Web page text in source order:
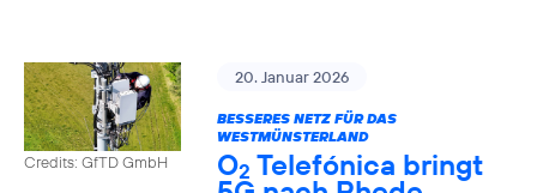
Credits: GfTD GmbH
20. Januar 2026
BESSERES NETZ FÜR DAS
WESTMÜNSTERLAND
O2 Telefónica bringt